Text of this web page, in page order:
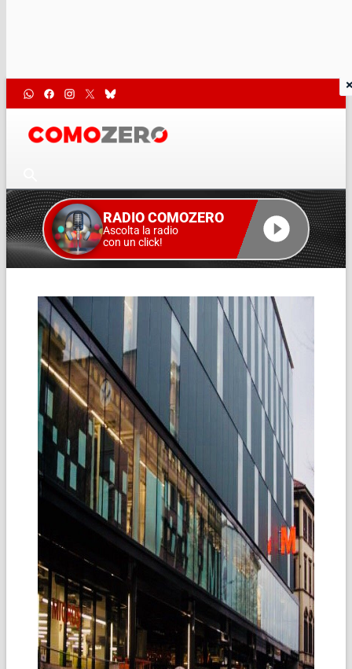
RADIO COMOZERO
Ascolta la radio
con un click!